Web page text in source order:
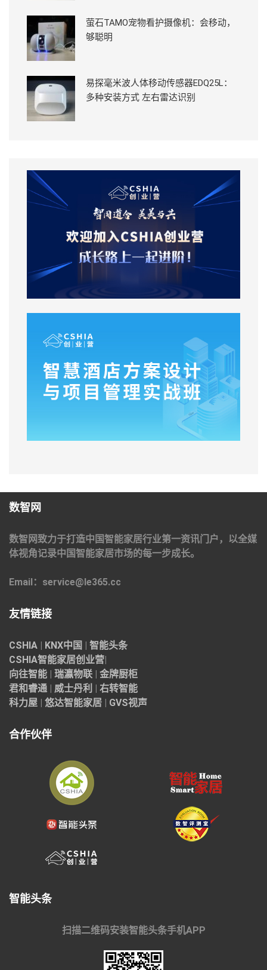
萤石TAMO宠物看护摄像机：会移动，
够聪明
易探毫米波人体移动传感器EDQ25L：
多种安装方式 左右雷达识别
数智网
数智网致力于打造中国智能家居行业第一资讯门户，以全媒
体视角记录中国智能家居市场的每一步成长。
Email：service@le365.cc
友情链接
CSHIA KNX中国
智能头条
CSHIA智能家居创业营
向往智能
瑞瀛物联
金牌厨柜
君和睿通
威士丹利
右转智能
科力屋
悠达智能家居 GVS视声
合作伙伴
智能头条
扫描二维码安装智能头条手机APP